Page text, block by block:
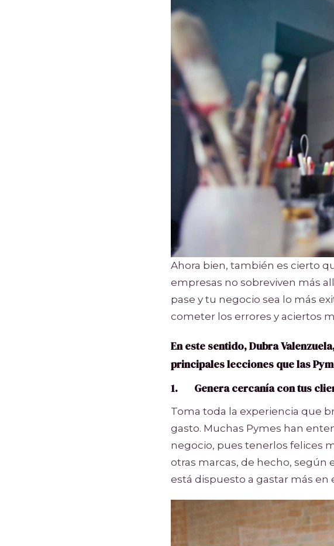
Ahora bien, también es cierto
empresas no sobreviven más
pase y tu negocio sea lo más
cometer los errores y aciertos
En este sentido, Dubra
principales lecciones que las
1.
Genera cercanía con tus
Toma toda la experiencia que
gasto. Muchas Pymes han
negocio, pues tenerlos felices
otras marcas, de hecho, según
está dispuesto a gastar más